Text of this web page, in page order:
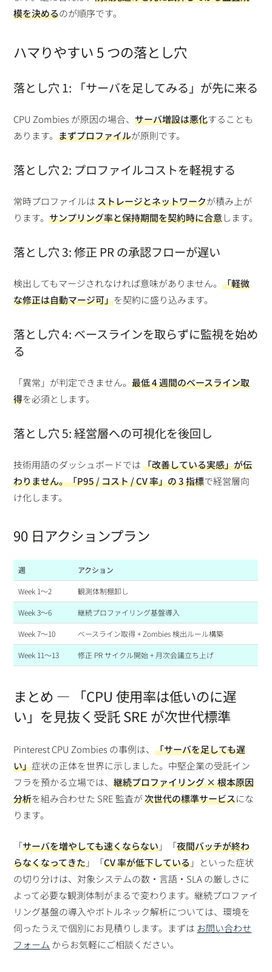
模を決めるのが順序です。
ハマりやすい 5 つの落とし穴
落とし穴 1: 「サーバを足してみる」が先に来る
CPU Zombies が原因の場合、サーバ増設は悪化することも
あります。まずプロファイルが原則です。
落とし穴 2: プロファイルコストを軽視する
常時プロファイルはストレージとネットワークが積み上が
ります。サンプリング率と保持期間を契約時に合意します。
落とし穴 3: 修正 PR の承認フローが遅い
検出してもマージされなければ意味がありません。「軽微
な修正は自動マージ可」を契約に盛り込みます。
落とし穴 4: ベースラインを取らずに監視を始め
る
「異常」が判定できません。最低 4 週間のベースライン取
得を必須とします。
落とし穴 5: 経営層への可視化を後回し
技術用語のダッシュボードでは「改善している実感」が伝
わりません。「P95 / コスト / CV 率」の 3 指標で経営層向
け化します。
90 日アクションプラン
週 アクション
Week 1〜2 観測体制棚卸し
Week 3〜6 継続プロファイリング基盤導入
Week 7〜10 ベースライン取得 + Zombies 検出ルール構築
Week 11〜13 修正 PR サイクル開始 + 月次会議立ち上げ
まとめ — 「CPU 使用率は低いのに遅
い」を見抜く受託 SRE が次世代標準
Pinterest CPU Zombies の事例は、「サーバを足しても遅
い」症状の正体を世界に示しました。中堅企業の受託イン
フラを預かる立場では、継続プロファイリング × 根本原因
分析を組み合わせた SRE 監査が次世代の標準サービスにな
ります。
「サーバを増やしても速くならない」「夜間バッチが終わ
らなくなってきた」「CV 率が低下している」といった症状
の切り分けは、対象システムの数・言語・SLA の厳しさに
よって必要な観測体制がまるで変わります。継続プロファイ
リング基盤の導入やボトルネック解析については、環境を
伺ったうえで個別にお見積りします。まずは お問い合わせ
フォーム からお気軽にご相談ください。